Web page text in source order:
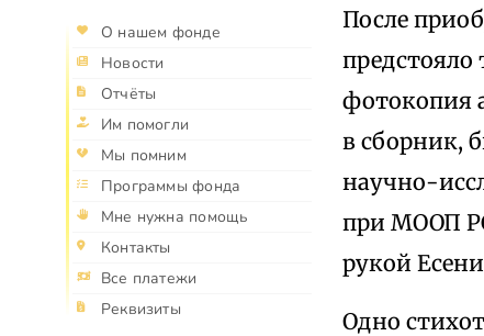
О нашем фонде
Новости
Отчёты
Им помогли
Мы помним
Программы фонда
Мне нужна помощь
Контакты
Все платежи
Реквизиты
После
предстояло
фотокопия
в сборник,
научно-
при МООП
рукой
Одно